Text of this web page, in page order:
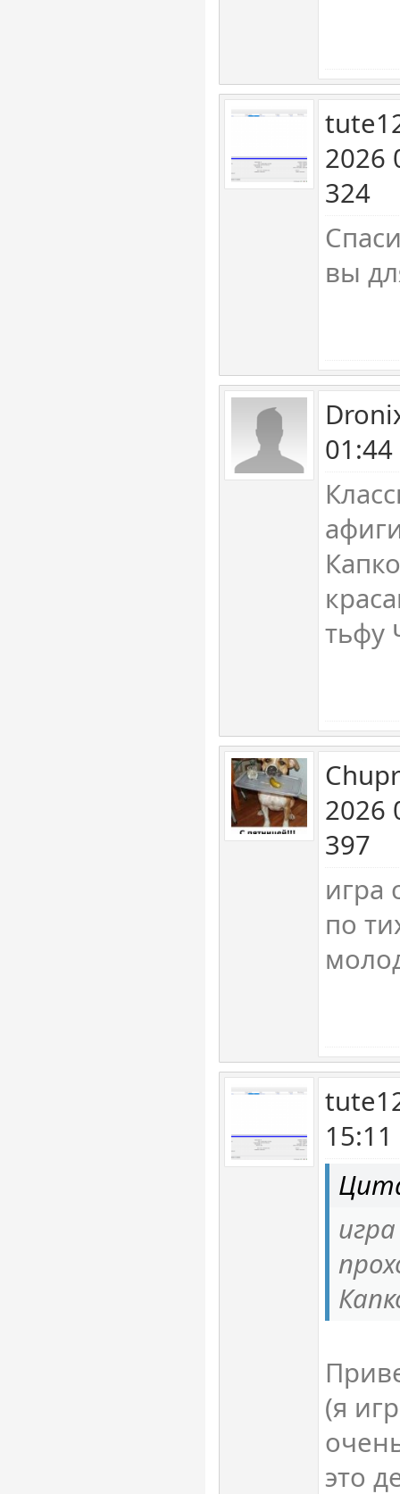
2026
324
вы
тьфу
2026
397
игра
по
(я
это